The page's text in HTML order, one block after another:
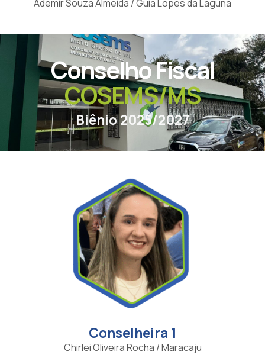
Ademir Souza Almeida / Guia Lopes da Laguna
Conselho Fiscal
COSEMS/MS
Biênio 2025/2027
Conselheira 1
Chirlei Oliveira Rocha / Maracaju